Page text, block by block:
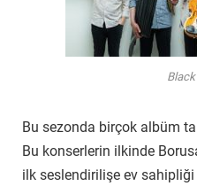
Bu sezonda birçok albüm
Bu konserlerin ilkinde
ilk seslendirilişe ev